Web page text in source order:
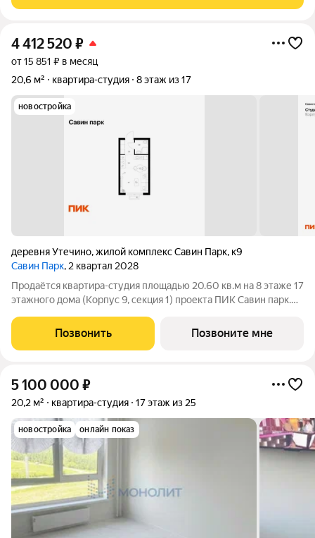
4 412 520 ₽
от 15 851 ₽ в месяц
20,6 м²
квартира-студия 8 этаж из 17
новостройка
деревня Утечино,жилой комплекс Савин Парк, к9
Савин Парк, 2 квартал 2028
Продаётся квартира-студия площадью 20.60 кв.м на 8 этаже 17
этажного дома (Корпус 9, секция 1) проекта ПИК Савин парк.
функциональная планировка, большие окна, с отделкой. Жилой
квартал «Савин парк»
Позвонить Позвоните мне
5 100 000 ₽
20,2 м² квартира-студия 17 этаж из 25
новостройка онлайн показ